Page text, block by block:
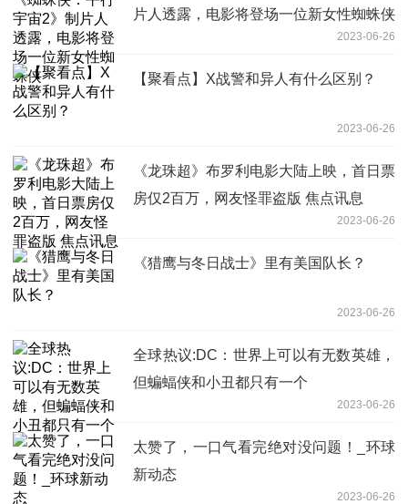
片人透露，电影将登场一位新女性蜘蛛侠
2023-06-26
【聚看点】X战警和异人有什么区别？
2023-06-26
《龙珠超》布罗利电影大陆上映，首日票
房仅2百万，网友怪罪盗版 焦点讯息
2023-06-26
《猎鹰与冬日战士》里有美国队长？
2023-06-26
全球热议:DC：世界上可以有无数英雄，
但蝙蝠侠和小丑都只有一个
2023-06-26
太赞了，一口气看完绝对没问题！_环球
新动态
2023-06-26